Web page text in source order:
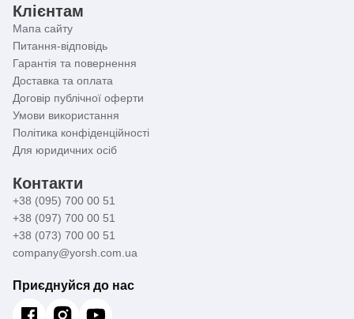
Клієнтам
Мапа сайту
Питання-відповідь
Гарантія та повернення
Доставка та оплата
Договір публічної оферти
Умови використання
Політика конфіденційності
Для юридичних осіб
Контакти
+38 (095) 700 00 51
+38 (097) 700 00 51
+38 (073) 700 00 51
company@yorsh.com.ua
Приєднуйся до нас